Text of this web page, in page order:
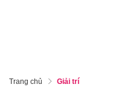
Trang chủ Giải trí